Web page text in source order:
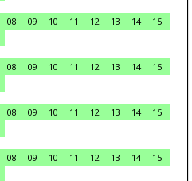
08 09 10 11 12 13 14
15
08 09 10 11 12 13 14
15
08 09 10 11 12 13 14
15
08 09 10 11 12 13 14
15